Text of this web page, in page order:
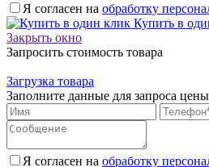
Я согласен на обработку
Купить в
Закрыть окно
Запросить стоимость товара
Загрузка товара
Заполните данные для запроса цены
Я согласен на обработку